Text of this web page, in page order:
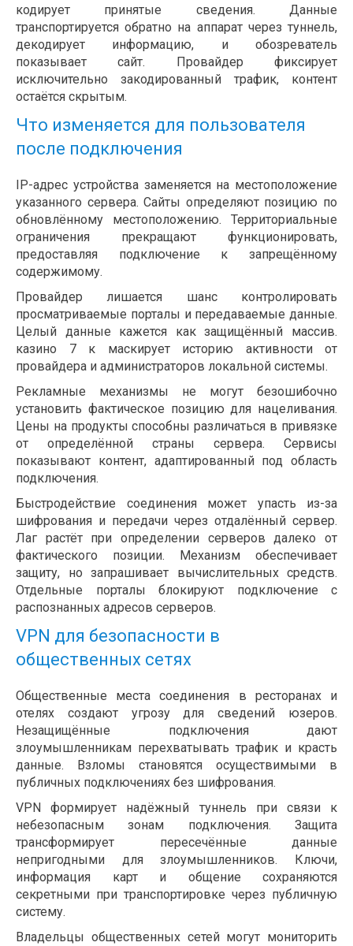
кодирует принятые сведения. Данные
транспортируется обратно на аппарат через туннель,
декодирует информацию, и обозреватель
показывает сайт. Провайдер фиксирует
исключительно закодированный трафик, контент
остаётся скрытым.
Что изменяется для пользователя
после подключения
IP-адрес устройства заменяется на местоположение
указанного сервера. Сайты определяют позицию по
обновлённому местоположению. Территориальные
ограничения прекращают функционировать,
предоставляя подключение к запрещённому
содержимому.
Провайдер лишается шанс контролировать
просматриваемые порталы и передаваемые данные.
Целый данные кажется как защищённый массив.
казино 7 к маскирует историю активности от
провайдера и администраторов локальной системы.
Рекламные механизмы не могут безошибочно
установить фактическое позицию для нацеливания.
Цены на продукты способны различаться в привязке
от определённой страны сервера. Сервисы
показывают контент, адаптированный под область
подключения.
Быстродействие соединения может упасть из-за
шифрования и передачи через отдалённый сервер.
Лаг растёт при определении серверов далеко от
фактического позиции. Механизм обеспечивает
защиту, но запрашивает вычислительных средств.
Отдельные порталы блокируют подключение с
распознанных адресов серверов.
VPN для безопасности в
общественных сетях
Общественные места соединения в ресторанах и
отелях создают угрозу для сведений юзеров.
Незащищённые подключения дают
злоумышленникам перехватывать трафик и красть
данные. Взломы становятся осуществимыми в
публичных подключениях без шифрования.
VPN формирует надёжный туннель при связи к
небезопасным зонам подключения. Защита
трансформирует пересечённые данные
непригодными для злоумышленников. Ключи,
информация карт и общение сохраняются
секретными при транспортировке через публичную
систему.
Владельцы общественных сетей могут мониторить